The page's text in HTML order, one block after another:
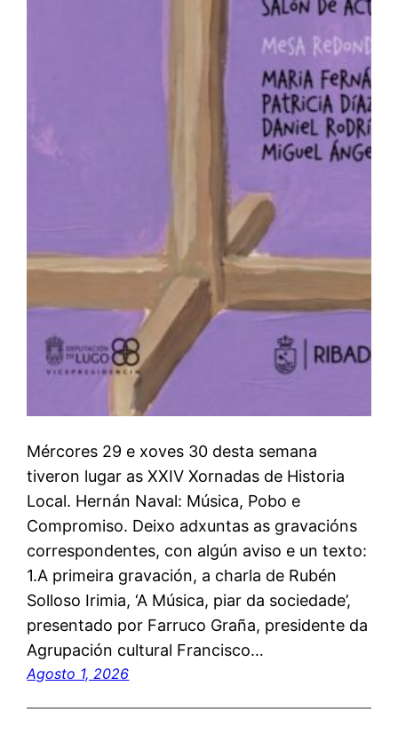
Mércores 29 e xoves 30 desta semana
tiveron lugar as XXIV Xornadas de Historia
Local. Hernán Naval: Música, Pobo e
Compromiso. Deixo adxuntas as gravacións
correspondentes, con algún aviso e un texto:
1.A primeira gravación, a charla de Rubén
Solloso Irimia, ‘A Música, piar da sociedade’,
presentado por Farruco Graña, presidente da
Agrupación cultural Francisco…
Agosto 1, 2026